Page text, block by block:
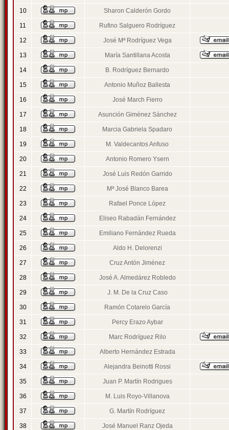
10 Sharon Calderón Gordo
11 Rufino Salguero Rodríguez
12 José Mª Rodríguez Vega
13 María Santillana Acosta
14 B. Rodríguez Bernardo
15 Antonio Muñoz Ballesta
16 José March Fierro
17 Asunción Giménez Sánchez
18 Marcia Gabriela Spadaro
19 M. Valdecantos Anfuso
20 Antonio Romero Ysern
21 José Luis Redón Garrido
22 Mª José Blanco Barea
23 Rafael Ponce López
24 Eliseo Rabadán Fernández
25 Emiliano Fernández Rueda
26 Aldo H. Delorenzi
27 Cruz Antón Jiménez
28 José A. Almedárez Robledo
29 J. M. De la Cruz Caso
30 Ramón Cotarelo García
31 Percy Erazo Aybar
32 Marc Rodríguez Rilo
33 Alberto Hernández Estrada
34 Alejandra Beinotti Rossi
35 Juan P. Martín Rodrigues
36 M. Luis Royo-Villanova
37 G. Martín Rodríguez
38 José Manuel Ranz Ojeda